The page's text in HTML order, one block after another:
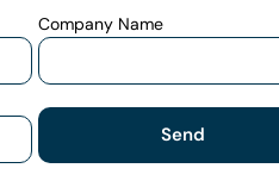
Company Name
Send